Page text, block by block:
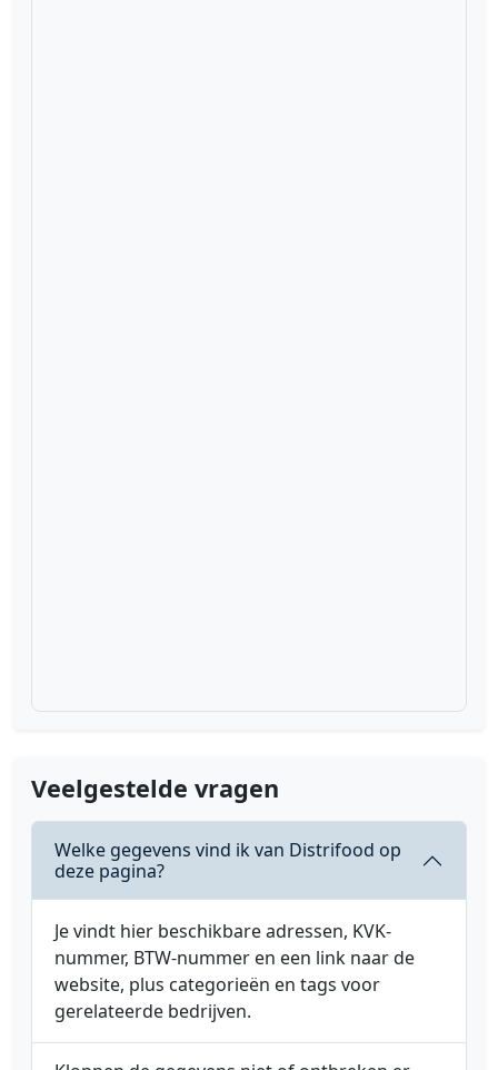
Veelgestelde vragen
Welke gegevens vind ik van Distrifood op
deze pagina?
Je vindt hier beschikbare adressen, KVK-
nummer, BTW-nummer en een link naar de
website, plus categorieën en tags voor
gerelateerde bedrijven.